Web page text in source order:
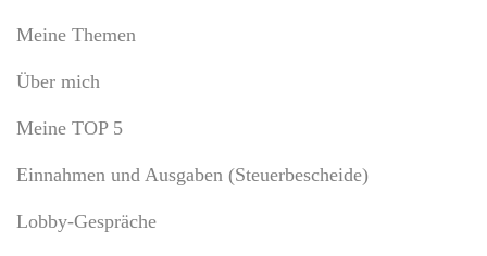
Meine Themen
Über mich
Meine TOP 5
Einnahmen und Ausgaben (Steuerbescheide)
Lobby-Gespräche